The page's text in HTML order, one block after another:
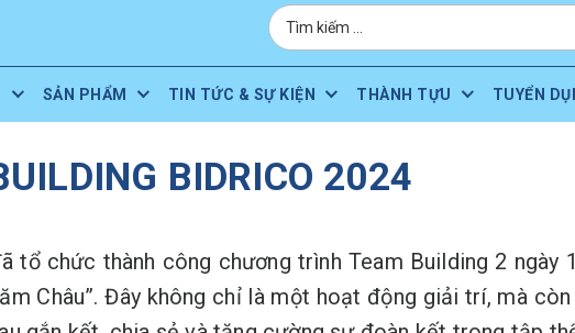
SẢN PHẨM TIN TỨC & SỰ KIỆN THÀNH TỰU TUYỂN
BIDRICO 2024
chức thành công chương trình Team Building 2 ngày
Châu”. Đây không chỉ là một hoạt động giải trí, mà